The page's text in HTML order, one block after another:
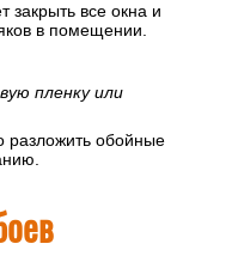
закрыть все окна и
в помещении.
пленку или
разложить обойные